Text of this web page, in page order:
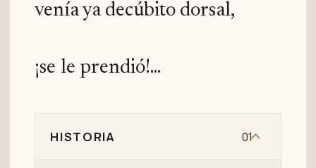
venía ya decúbito dorsal,
¡se le prendió!...
HISTORIA 01